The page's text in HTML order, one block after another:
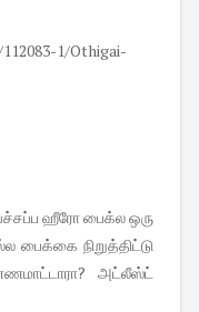
ஹீரோ பைக்ல ஒரு
பைக்கை நிறுத்திட்டு
அட்லீஸ்ட்